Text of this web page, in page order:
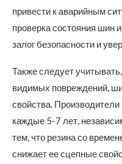
привести к аварийным
проверка состояния шин
залог безопасности и
Также следует
видимых повреждений,
свойства.
каждые 5-7 лет,
тем, что резина со
снижает ее сцепные